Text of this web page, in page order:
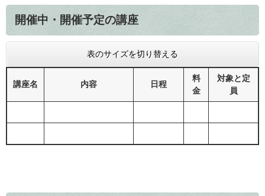
開催中・開催予定の講座
表のサイズを切り替える
講座名 内容 日程
料
金
対象と定
員